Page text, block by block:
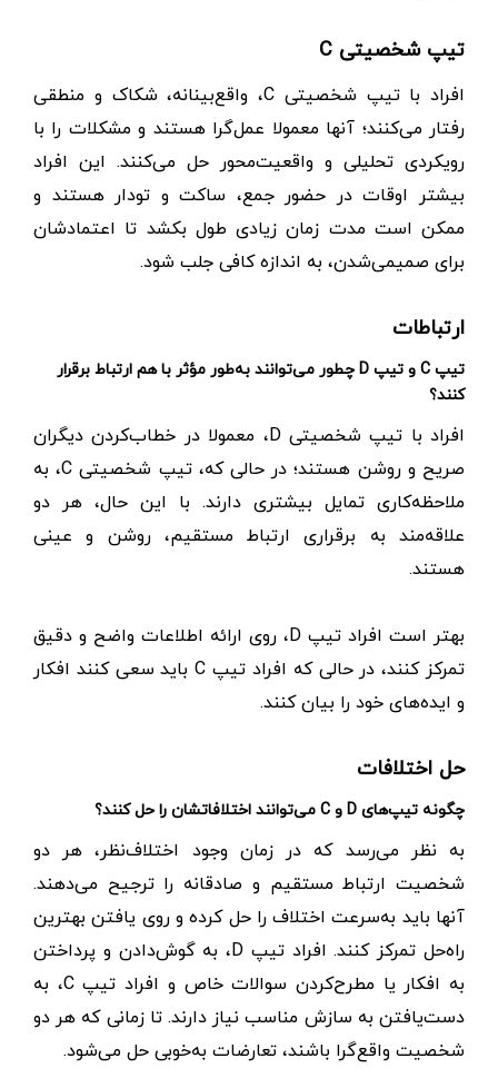
تیپ شخصیتی C
افراد با تیپ شخصیتی C، واقع‌بینانه، شکاک و منطقی
رفتار می‌کنند؛ آنها معمولا عمل‌گرا هستند و مشکلات را با
رویکردی تحلیلی و واقعیت‌محور حل می‌کنند. این افراد
بیشتر اوقات در حضور جمع، ساکت و تودار هستند و
ممکن است مدت زمان زیادی طول بکشد تا اعتمادشان
برای صمیمی‌شدن، به اندازه کافی جلب شود.
ارتباطات
تیپ C و تیپ D چطور می‌توانند به‌طور مؤثر با هم ارتباط برقرار
کنند؟
افراد با تیپ شخصیتی D، معمولا در خطاب‌کردن دیگران
صریح و روشن هستند؛ در حالی که، تیپ شخصیتی C، به
ملاحظه‌کاری تمایل بیشتری دارند. با این حال، هر دو
علاقه‌مند به برقراری ارتباط مستقیم، روشن و عینی
هستند.
بهتر است افراد تیپ D، روی ارائه اطلاعات واضح و دقیق
تمرکز کنند، در حالی که افراد تیپ C باید سعی کنند افکار
و ایده‌های خود را بیان کنند.
حل اختلافات
چگونه تیپ‌های D و C می‌توانند اختلافاتشان را حل کنند؟
به نظر می‌رسد که در زمان وجود اختلاف‌نظر، هر دو
شخصیت ارتباط مستقیم و صادقانه را ترجیح می‌دهند.
آنها باید به‌سرعت اختلاف را حل کرده و روی یافتن بهترین
راه‌حل تمرکز کنند. افراد تیپ D، به گوش‌دادن و پرداختن
به افکار یا مطرح‌کردن سوالات خاص و افراد تیپ C، به
دست‌یافتن به سازش مناسب نیاز دارند. تا زمانی که هر دو
شخصیت واقع‌گرا باشند، تعارضات به‌خوبی حل می‌شود.